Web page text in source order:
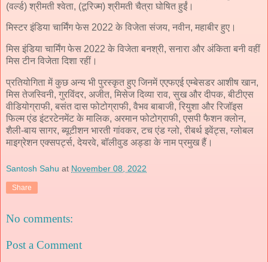
(वर्ल्ड) श्रीमती श्वेता, (टूरिज्म) श्रीमती चैत्रा घोषित हुईं।
मिस्टर इंडिया चार्मिंग फेस 2022 के विजेता संजय, नवीन, महाबीर हुए।
मिस इंडिया चार्मिंग फेस 2022 के विजेता बनश्री, सनारा और अंकिता बनी वहीं
मिस टीन विजेता दिशा रहीं।
प्रतियोगिता में कुछ अन्य भी पुरस्कृत हुए जिनमें एएफएई एम्बेसडर आशीष खान,
मिस तेजस्विनी, गुरविंदर, अजीत, मिसेज दिव्या राव, सुख और दीपक, बीटीएस
वीडियोग्राफी, बसंत दास फोटोग्राफी, वैभव बाबाजी, रियुशा और रिजॉइस
फिल्म एंड इंटरटेनमेंट के मालिक, अरमान फोटोग्राफी, एसपी फैशन क्लोन,
शैली-बाय सागर, ब्यूटीशन भारती गांवकर, टच एंड ग्लो, रीबर्थ इवेंट्स, ग्लोबल
माइग्रेशन एक्सपर्ट्स, देयरवे, बॉलीवुड अड्डा के नाम प्रमुख हैं।
Santosh Sahu at November 08, 2022
Share
No comments:
Post a Comment